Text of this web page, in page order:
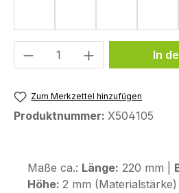
Produkt Anzahl: Gib
In
Zum Merkzettel hinzufügen
Produktnummer: X504105
Maße ca.: Länge: 220 mm |
Höhe: 2 mm (Materialstärke)